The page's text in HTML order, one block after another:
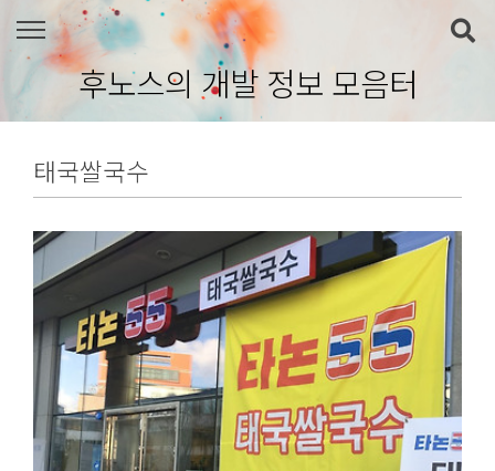
본문 바로가기
후노스의 개발 정보 모음터
태국쌀국수